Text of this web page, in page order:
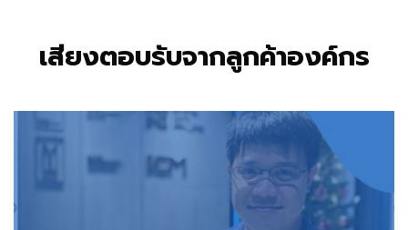
เสียงตอบรับจากลูกค้าองค์กร